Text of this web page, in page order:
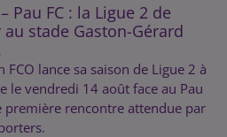
Pau FC : la Ligue 2 de
stade Gaston-Gérard
FCO lance sa saison de Ligue 2 à
le vendredi 14 août face au Pau
première rencontre attendue par